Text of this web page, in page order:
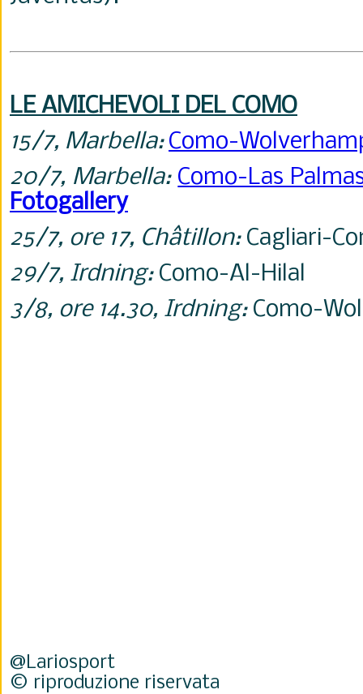
LE AMICHEVOLI DEL COMO
15/7, Marbella: Como-
20/7, Marbella: Como-Las
Fotogallery
25/7, ore 17, Châtillon:Cagliari-
29/7, Irdning: Como-Al-Hilal
3/8, ore 14.30, Irdning: Como-
@Lariosport
© riproduzione riservata